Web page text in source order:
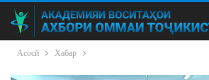
Асосӣ Хабар